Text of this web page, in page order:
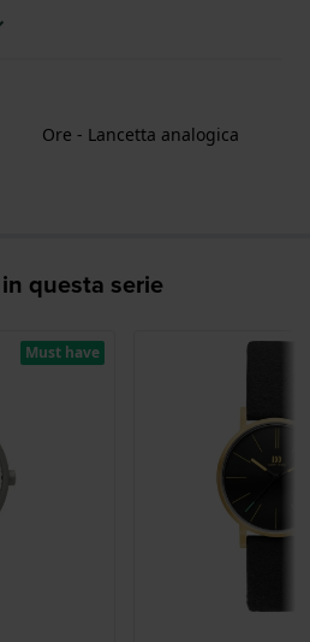
Ore - Lancetta analogica
questa serie
Must have